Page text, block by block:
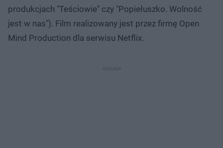
produkcjach "Teściowie" czy "Popiełuszko. Wolność
jest w nas"). Film realizowany jest przez firmę Open
Mind Production dla serwisu Netflix.